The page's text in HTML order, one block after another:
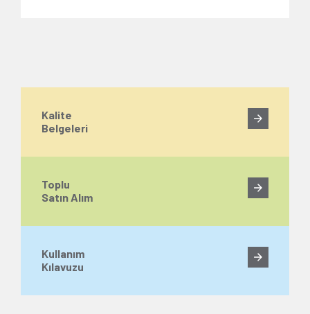
Kalite
Belgeleri
Toplu
Satın Alım
Kullanım
Kılavuzu